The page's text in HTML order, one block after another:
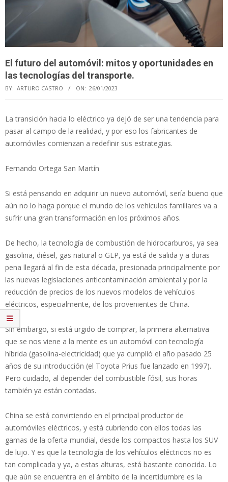
El futuro del automóvil: mitos y oportunidades en
las tecnologías del transporte.
BY: ARTURO CASTRO ON: 26/01/2023
La transición hacia lo eléctrico ya dejó de ser una tendencia para
pasar al campo de la realidad, y por eso los fabricantes de
automóviles comienzan a redefinir sus estrategias.
Fernando Ortega San Martín
Si está pensando en adquirir un nuevo automóvil, sería bueno que
aún no lo haga porque el mundo de los vehículos familiares va a
sufrir una gran transformación en los próximos años.
De hecho, la tecnología de combustión de hidrocarburos, ya sea
gasolina, diésel, gas natural o GLP, ya está de salida y a duras
pena llegará al fin de esta década, presionada principalmente por
las nuevas legislaciones anticontaminación ambiental y por la
reducción de precios de los nuevos modelos de vehículos
eléctricos, especialmente, de los provenientes de China.
Sin embargo, si está urgido de comprar, la primera alternativa
que se nos viene a la mente es un automóvil con tecnología
híbrida (gasolina-electricidad) que ya cumplió el año pasado 25
años de su introducción (el Toyota Prius fue lanzado en 1997).
Pero cuidado, al depender del combustible fósil, sus horas
también ya están contadas.
China se está convirtiendo en el principal productor de
automóviles eléctricos, y está cubriendo con ellos todas las
gamas de la oferta mundial, desde los compactos hasta los SUV
de lujo. Y es que la tecnología de los vehículos eléctricos no es
tan complicada y ya, a estas alturas, está bastante conocida. Lo
que aún se encuentra en el ámbito de la incertidumbre es la